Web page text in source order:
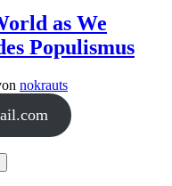
as We
Populismus
nokrauts